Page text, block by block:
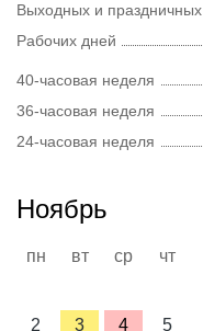
Выходных и праздничных
Рабочих дней
40-часовая неделя
36-часовая неделя
24-часовая неделя
Ноябрь
пн вт ср чт
2
3 4 5